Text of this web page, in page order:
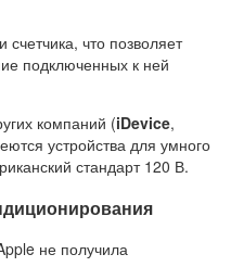
что позволяет
подключенных к ней
компаний (iDevice,
устройства для умного
стандарт 120 В.
не получила